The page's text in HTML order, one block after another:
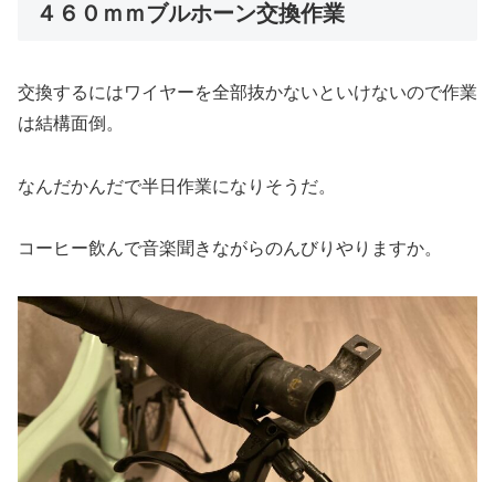
４６０ｍｍブルホーン交換作業
交換するにはワイヤーを全部抜かないといけないので作業
は結構面倒。
なんだかんだで半日作業になりそうだ。
コーヒー飲んで音楽聞きながらのんびりやりますか。